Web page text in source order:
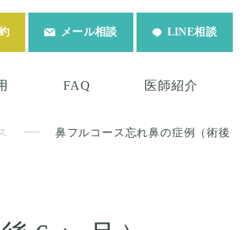
メール相談 LINE相談
FAQ 医師紹介
鼻フルコース忘れ鼻の症例（術後